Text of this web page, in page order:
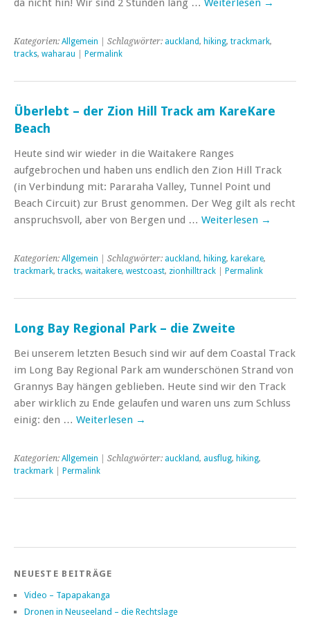
Kategorien: Allgemein | Schlagwörter: auckland, hiking, trackmark,
tracks, waharau Permalink
Überlebt – der Zion Hill Track am KareKare
Beach
Heute sind wir wieder in die Waitakere Ranges
aufgebrochen und haben uns endlich den Zion Hill Track
(in Verbindung mit: Pararaha Valley, Tunnel Point und
Beach Circuit) zur Brust genommen. Der Weg gilt als recht
anspruchsvoll, aber von Bergen und … Weiterlesen →
Kategorien: Allgemein | Schlagwörter: auckland, hiking, karekare,
trackmark, tracks, waitakere, westcoast, zionhilltrack Permalink
Long Bay Regional Park – die Zweite
Bei unserem letzten Besuch sind wir auf dem Coastal Track
im Long Bay Regional Park am wunderschönen Strand von
Grannys Bay hängen geblieben. Heute sind wir den Track
aber wirklich zu Ende gelaufen und waren uns zum Schluss
einig: den … Weiterlesen →
Kategorien: Allgemein | Schlagwörter: auckland, ausflug, hiking,
trackmark
Permalink
NEUESTE BEITRÄGE
Video – Tapapakanga
Dronen in Neuseeland – die Rechtslage